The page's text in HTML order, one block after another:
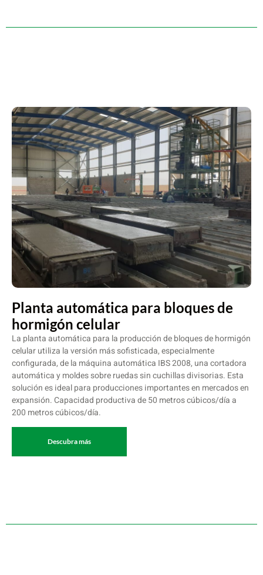
Planta automática para bloques de
hormigón celular
La planta automática para la producción de bloques de hormigón
celular utiliza la versión más sofisticada, especialmente
configurada, de la máquina automática IBS 2008, una cortadora
automática y moldes sobre ruedas sin cuchillas divisorias. Esta
solución es ideal para producciones importantes en mercados en
expansión. Capacidad productiva de 50 metros cúbicos/día a
200 metros cúbicos/día.
Descubra más